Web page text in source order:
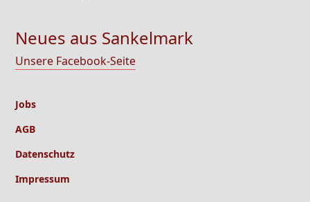
Neues aus Sankelmark
Unsere Facebook-Seite
Jobs
AGB
Datenschutz
Impressum